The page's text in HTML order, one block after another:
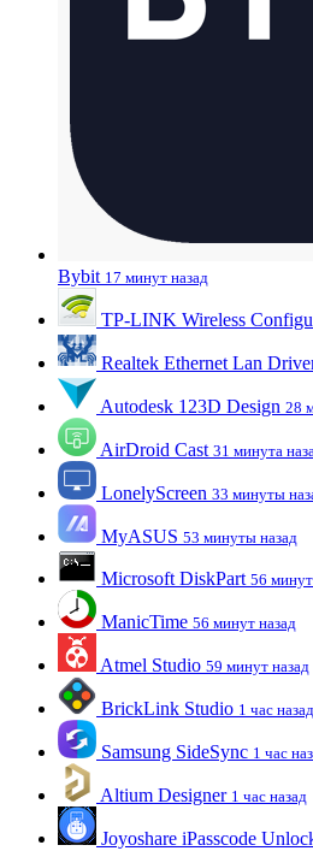
Bybit 17 минут назад
TP-LINK Wireless
Realtek Ethernet Lan
Autodesk 123D Design 28
AirDroid Cast 31 минута
LonelyScreen 33 минуты
MyASUS 53 минуты назад
Microsoft DiskPart 56 минут
ManicTime 56 минут назад
Atmel Studio 59 минут назад
BrickLink Studio 1 час назад
Samsung SideSync 1 час
Altium Designer 1 час назад
Joyoshare iPasscode